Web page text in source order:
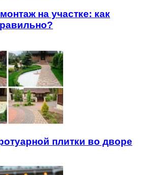
на участке: как
плитки во дворе